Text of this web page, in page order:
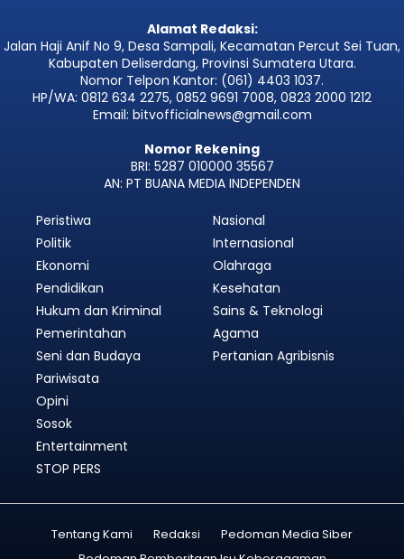
Alamat Redaksi:
Jalan Haji Anif No 9, Desa Sampali, Kecamatan Percut Sei Tuan,
Kabupaten Deliserdang, Provinsi Sumatera Utara.
Nomor Telpon Kantor: (061) 4403 1037.
HP/WA: 0812 634 2275, 0852 9691 7008, 0823 2000 1212
Email: bitvofficialnews@gmail.com
Nomor Rekening
BRI: 5287 010000 35567
AN: PT BUANA MEDIA INDEPENDEN
Peristiwa
Politik
Ekonomi
Pendidikan
Hukum dan Kriminal
Pemerintahan
Nasional
Internasional
Olahraga
Kesehatan
Sains & Teknologi
Agama
Seni dan Budaya
Pariwisata
Opini
Sosok
Entertainment
STOP PERS
Pertanian Agribisnis
Tentang Kami Redaksi
Pedoman Media Siber